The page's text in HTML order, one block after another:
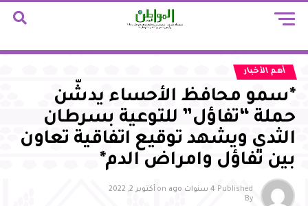
أهم الأخبار
*سمو محافظ الأحساء يدشّن
حملة “تفاؤل” للتوعية بسرطان
الثدي ويشهد توقيع اتفاقية تعاون
بين تفاؤل وامراض الدم*
Published 4 سنوات ago on أكتوبر 2, 2022
By